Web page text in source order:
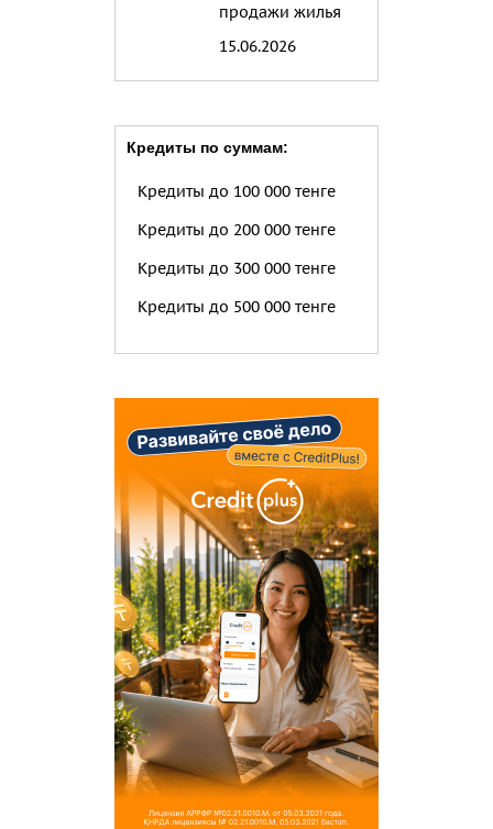
продажи жилья
15.06.2026
Кредиты по суммам:
Кредиты до 100 000 тенге
Кредиты до 200 000 тенге
Кредиты до 300 000 тенге
Кредиты до 500 000 тенге